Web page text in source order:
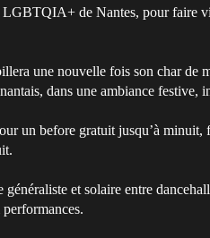
de Nantes, pour faire
une nouvelle fois son char de
dans une ambiance festive,
un before gratuit jusqu’à minuit,
et solaire entre